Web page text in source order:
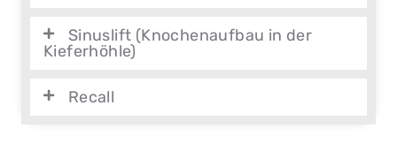
Sinuslift (Knochenaufbau in der
Kieferhöhle)
Recall